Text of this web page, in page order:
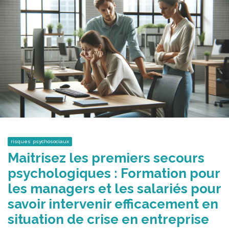
risques psychosociaux
Maitrisez les premiers secours
psychologiques : Formation pour
les managers et les salariés pour
savoir intervenir efficacement en
situation de crise en entreprise